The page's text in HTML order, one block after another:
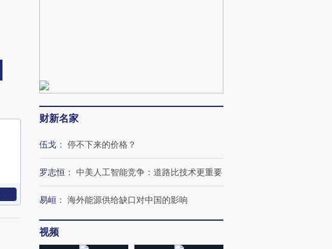
财新名家
伍戈 ： 停不下来的价格？
罗志恒 ： 中美人工智能竞争：道路比技术更重要
易峘 ： 海外能源供给缺口对中国的影响
视频